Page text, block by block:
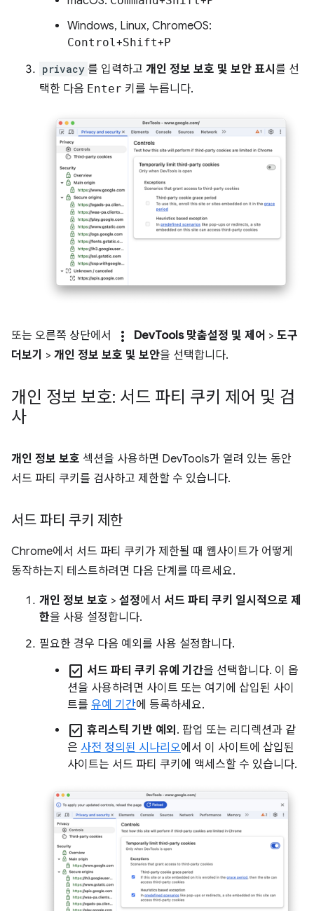
Windows, Linux, ChromeOS:
Control+Shift+P
privacy 를 입력하고 개인 정보 보호 및 보안 표시 를 선
택한 다음 Enter 키를 누릅니다.
또는 오른쪽 상단에서 more_vert DevTools 맞춤설정 및 제어 > 도구
더보기 > 개인 정보 보호 및 보안을 선택합니다.
개인 정보 보호: 서드 파티 쿠키 제어 및 검
사
개인 정보 보호 섹션을 사용하면 DevTools가 열려 있는 동안
서드 파티 쿠키를 검사하고 제한할 수 있습니다.
서드 파티 쿠키 제한
Chrome에서 서드 파티 쿠키가 제한될 때 웹사이트가 어떻게
동작하는지 테스트하려면 다음 단계를 따르세요.
개인 정보 보호 > 설정에서 서드 파티 쿠키 일시적으로 제
한을 사용 설정합니다.
필요한 경우 다음 예외를 사용 설정합니다.
check_box 서드 파티 쿠키 유예 기간을 선택합니다. 이 옵
션을 사용하려면 사이트 또는 여기에 삽입된 사이
트를 유예 기간에 등록하세요.
check_box 휴리스틱 기반 예외 . 팝업 또는 리디렉션과 같
은 사전 정의된 시나리오에서 이 사이트에 삽입된
사이트는 서드 파티 쿠키에 액세스할 수 있습니다.